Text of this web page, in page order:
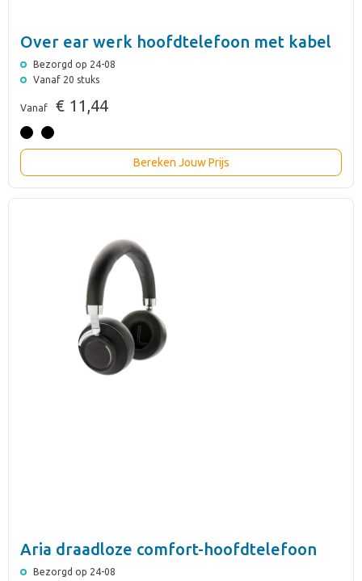
Over ear werk hoofdtelefoon met kabel
Bezorgd op 24-08
Vanaf 20 stuks
Vanaf € 11,44
Bereken Jouw Prijs
Aria draadloze comfort-hoofdtelefoon
Bezorgd op 24-08